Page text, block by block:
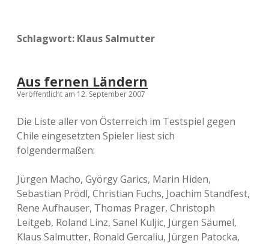
Schlagwort: Klaus Salmutter
Aus fernen Ländern
Veröffentlicht am 12. September 2007
Die Liste aller von Österreich im Testspiel gegen
Chile eingesetzten Spieler liest sich
folgendermaßen:
Jürgen Macho, György Garics, Marin Hiden,
Sebastian Prödl, Christian Fuchs, Joachim Standfest,
Rene Aufhauser, Thomas Prager, Christoph
Leitgeb, Roland Linz, Sanel Kuljic, Jürgen Säumel,
Klaus Salmutter, Ronald Gercaliu, Jürgen Patocka,